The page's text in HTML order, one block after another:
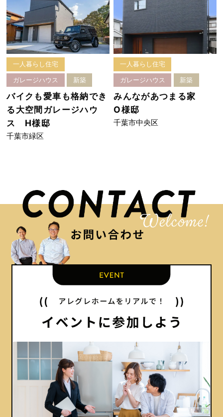
一人暮らし住宅
ガレージハウス
新築
バイクも愛車も格納でき
る大空間ガレージハウ
ス H様邸
千葉市緑区
一人暮らし住宅
ガレージハウス
新築
みんながあつまる家
O様邸
千葉市中央区